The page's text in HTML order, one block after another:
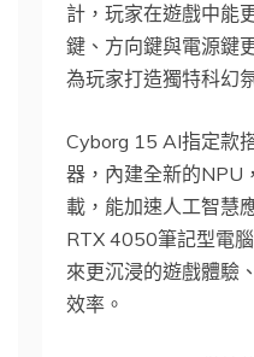
計，玩家在遊戲中能
鍵、方向鍵與電源鍵
為玩家打造獨特科幻
Cyborg 15 AI指定款
器，內建全新的NPU
載，能加速人工智慧
RTX 4050筆記型電
來更沉浸的遊戲體驗
效率。